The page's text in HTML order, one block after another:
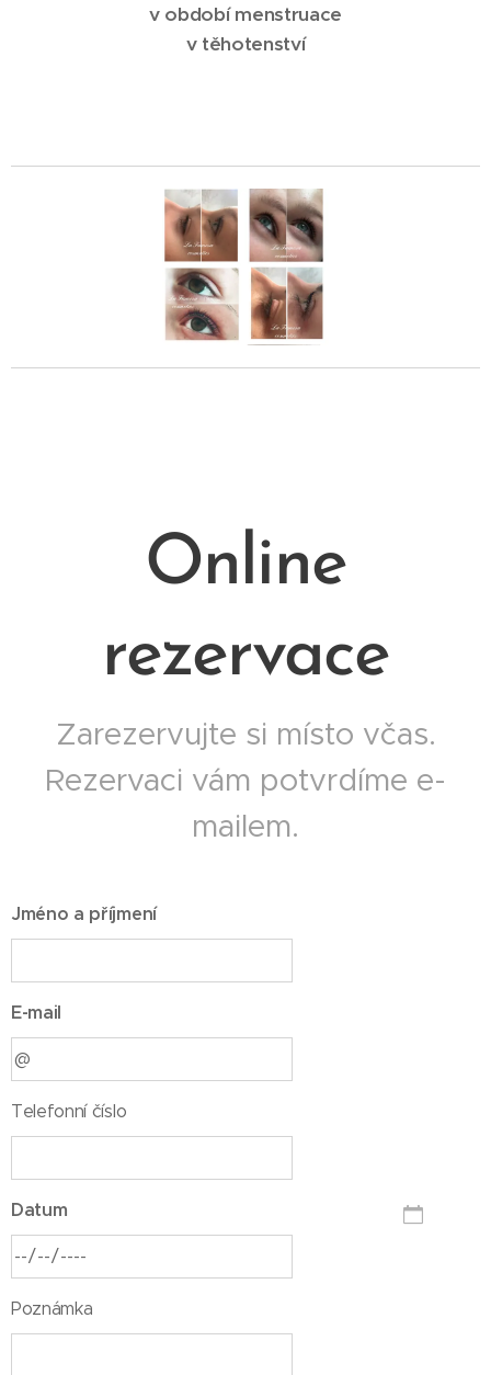
v období menstruace
v těhotenství
Online
rezervace
Zarezervujte si místo včas.
Rezervaci vám potvrdíme e-
mailem.
Jméno a příjmení
E-mail
Telefonní číslo
Datum
Poznámka